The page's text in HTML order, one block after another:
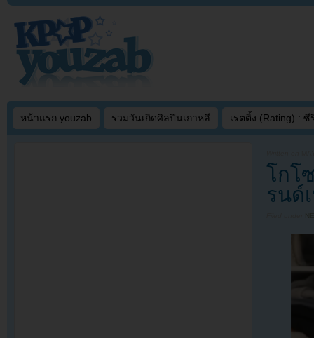
หน้าแรก youzab รวมวันเกิดศิลปินเกาหลี เรตติ้ง (Rating) : ซี
โกโ
รนด์